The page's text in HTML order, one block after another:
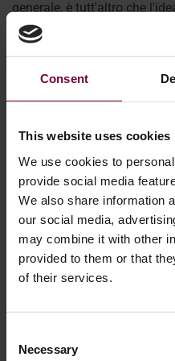
Consent
This website uses cookies
We use cookies to
provide social media
We also share information
our social media,
may combine it with other
provided to them or that
of their services.
Selection
Necessary
generale, è tutt'altro che
nuovo dei cerchi in lega.
Di più